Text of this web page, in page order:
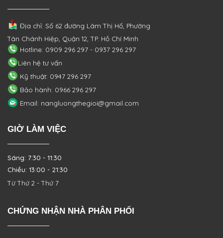
Địa chỉ: Số 62 đường Lâm Thị Hố, Phường
Tân Chánh Hiệp, Quận 12, TP. Hồ Chí Minh
Hotline: 0909 296 297 - 0937 296 297
Liên hệ tư vấn
Kỹ thuật: 0947 296 297
Bảo hành: 0966 296 297
Email: nangluongthegioi@gmail.com
GIỜ LÀM VIỆC
Sáng: 7:30 - 11:30
Chiều: 13:00 - 21:30
Từ Thứ 2 - Thứ 7
CHỨNG NHẬN NHÀ PHÂN PHỐI